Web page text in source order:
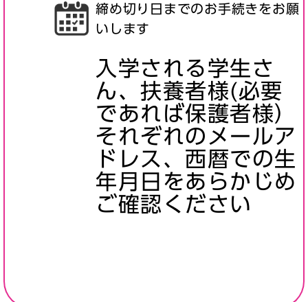
締め切り日までのお手続きをお願
いします
入学される学生さ
ん、扶養者様(必要
であれば保護者様）
それぞれのメールア
ドレス、西暦での生
年月日をあらかじめ
ご確認ください